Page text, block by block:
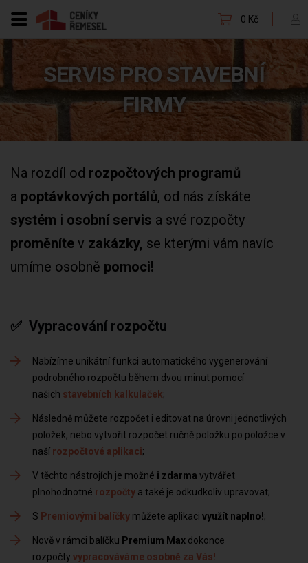
0 Kč
SERVIS PRO STAVEBNÍ
FIRMY
Na rozdíl od rozpočtových programů
a poptávkových portálů, od nás získáte
systém i osobní servis a své rozpočty
proměníte v zakázky, se kterými vám navíc
umíme osobně pomoci!
✅ Vypracování rozpočtu
Nabízíme unikátní funkci automatického vygenerování
podrobného rozpočtu během dvou minut pomocí
našich stavebních kalkulaček
Následně můžete rozpočet i editovat na úrovni jednotlivých
položek, nebo vytvořit rozpočet ručně položku po položce v
naší rozpočtové aplikaci
V těchto nástrojích je možné i zdarma vytvářet
plnohodnotné rozpočty a také je odkudkoliv upravovat
S Premiovými balíčky můžete aplikaci využít naplno!
Nově v rámci balíčku Premium Max dokonce
rozpočty vypracováváme osobně za Vás!